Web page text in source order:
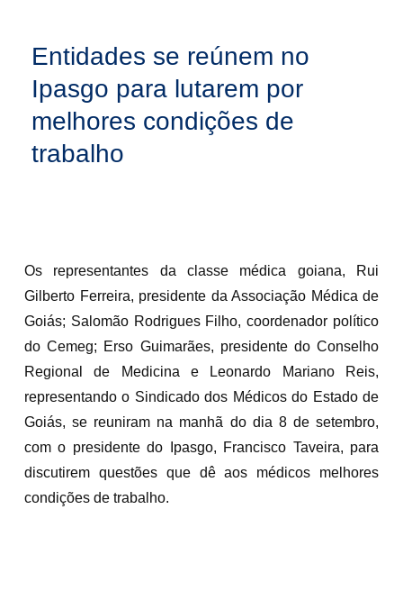
Entidades se reúnem no
Ipasgo para lutarem por
melhores condições de
trabalho
Os representantes da classe médica goiana, Rui
Gilberto Ferreira, presidente da Associação Médica de
Goiás; Salomão Rodrigues Filho, coordenador político
do Cemeg; Erso Guimarães, presidente do Conselho
Regional de Medicina e Leonardo Mariano Reis,
representando o Sindicado dos Médicos do Estado de
Goiás, se reuniram na manhã do dia 8 de setembro,
com o presidente do Ipasgo, Francisco Taveira, para
discutirem questões que dê aos médicos melhores
condições de trabalho.